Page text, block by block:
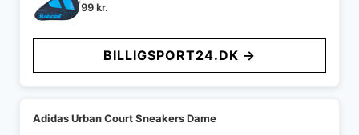
99kr.
BILLIGSPORT24.DK →
Adidas Urban Court Sneakers Dame